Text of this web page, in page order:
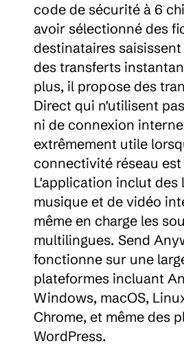
code de sécurité à 6
avoir sélectionné des
destinataires
des transferts
plus, il propose des
Direct qui n'utilisent
ni de connexion
extrêmement utile
connectivité réseau
L'application inclut des
musique et de vidéo
même en charge les
multilingues. Send
fonctionne sur une
plateformes incluant
Windows, macOS,
Chrome, et même des
WordPress.